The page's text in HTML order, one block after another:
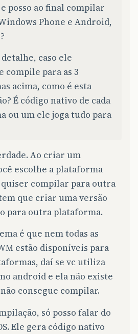
posso ao final compilar
Phone e Android,
caso ele
compile para as 3
acima, como é esta
É código nativo de cada
ou um ele joga tudo para
Ao criar um
escolhe a plataforma
quiser compilar para outra
que criar uma versão
para outra plataforma.
é que nem todas as
estão disponíveis para
daí se vc utiliza
android e ela não existe
consegue compilar.
só posso falar do
Ele gera código nativo